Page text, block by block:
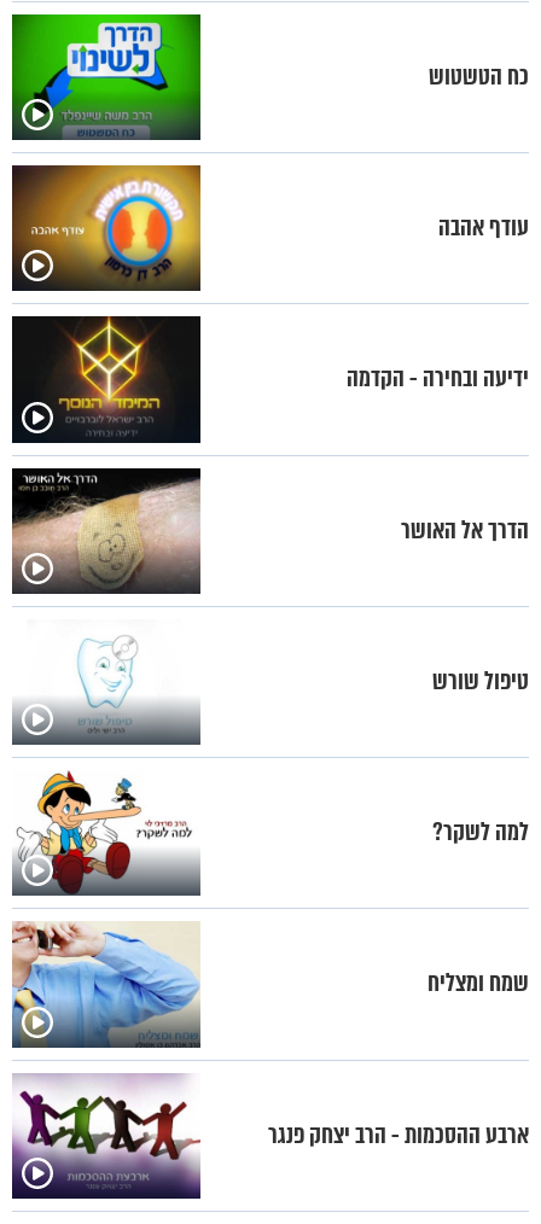
כח הטשטוש
עודף אהבה
ידיעה ובחירה - הקדמה
הדרך אל האושר
טיפול שורש
למה לשקר?
שמח ומצליח
ארבע ההסכמות - הרב יצחק פנגר